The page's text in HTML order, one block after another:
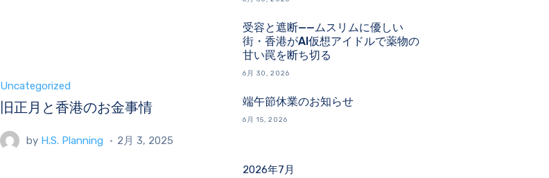
Uncategorized
旧正月と香港のお金事情
by H.S. Planning 2月 3, 2025
受容と遮断——ムスリムに優しい
街・香港がAI仮想アイドルで薬物の
甘い罠を断ち切る
6月 30, 2026
端午節休業のお知らせ
6月 15, 2026
2026年7月